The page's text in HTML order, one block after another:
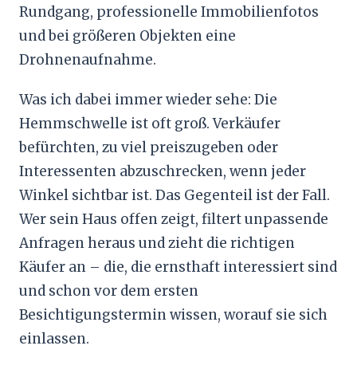
Rundgang, professionelle Immobilienfotos
und bei größeren Objekten eine
Drohnenaufnahme.
Was ich dabei immer wieder sehe: Die
Hemmschwelle ist oft groß. Verkäufer
befürchten, zu viel preiszugeben oder
Interessenten abzuschrecken, wenn jeder
Winkel sichtbar ist. Das Gegenteil ist der Fall.
Wer sein Haus offen zeigt, filtert unpassende
Anfragen heraus und zieht die richtigen
Käufer an – die, die ernsthaft interessiert sind
und schon vor dem ersten
Besichtigungstermin wissen, worauf sie sich
einlassen.